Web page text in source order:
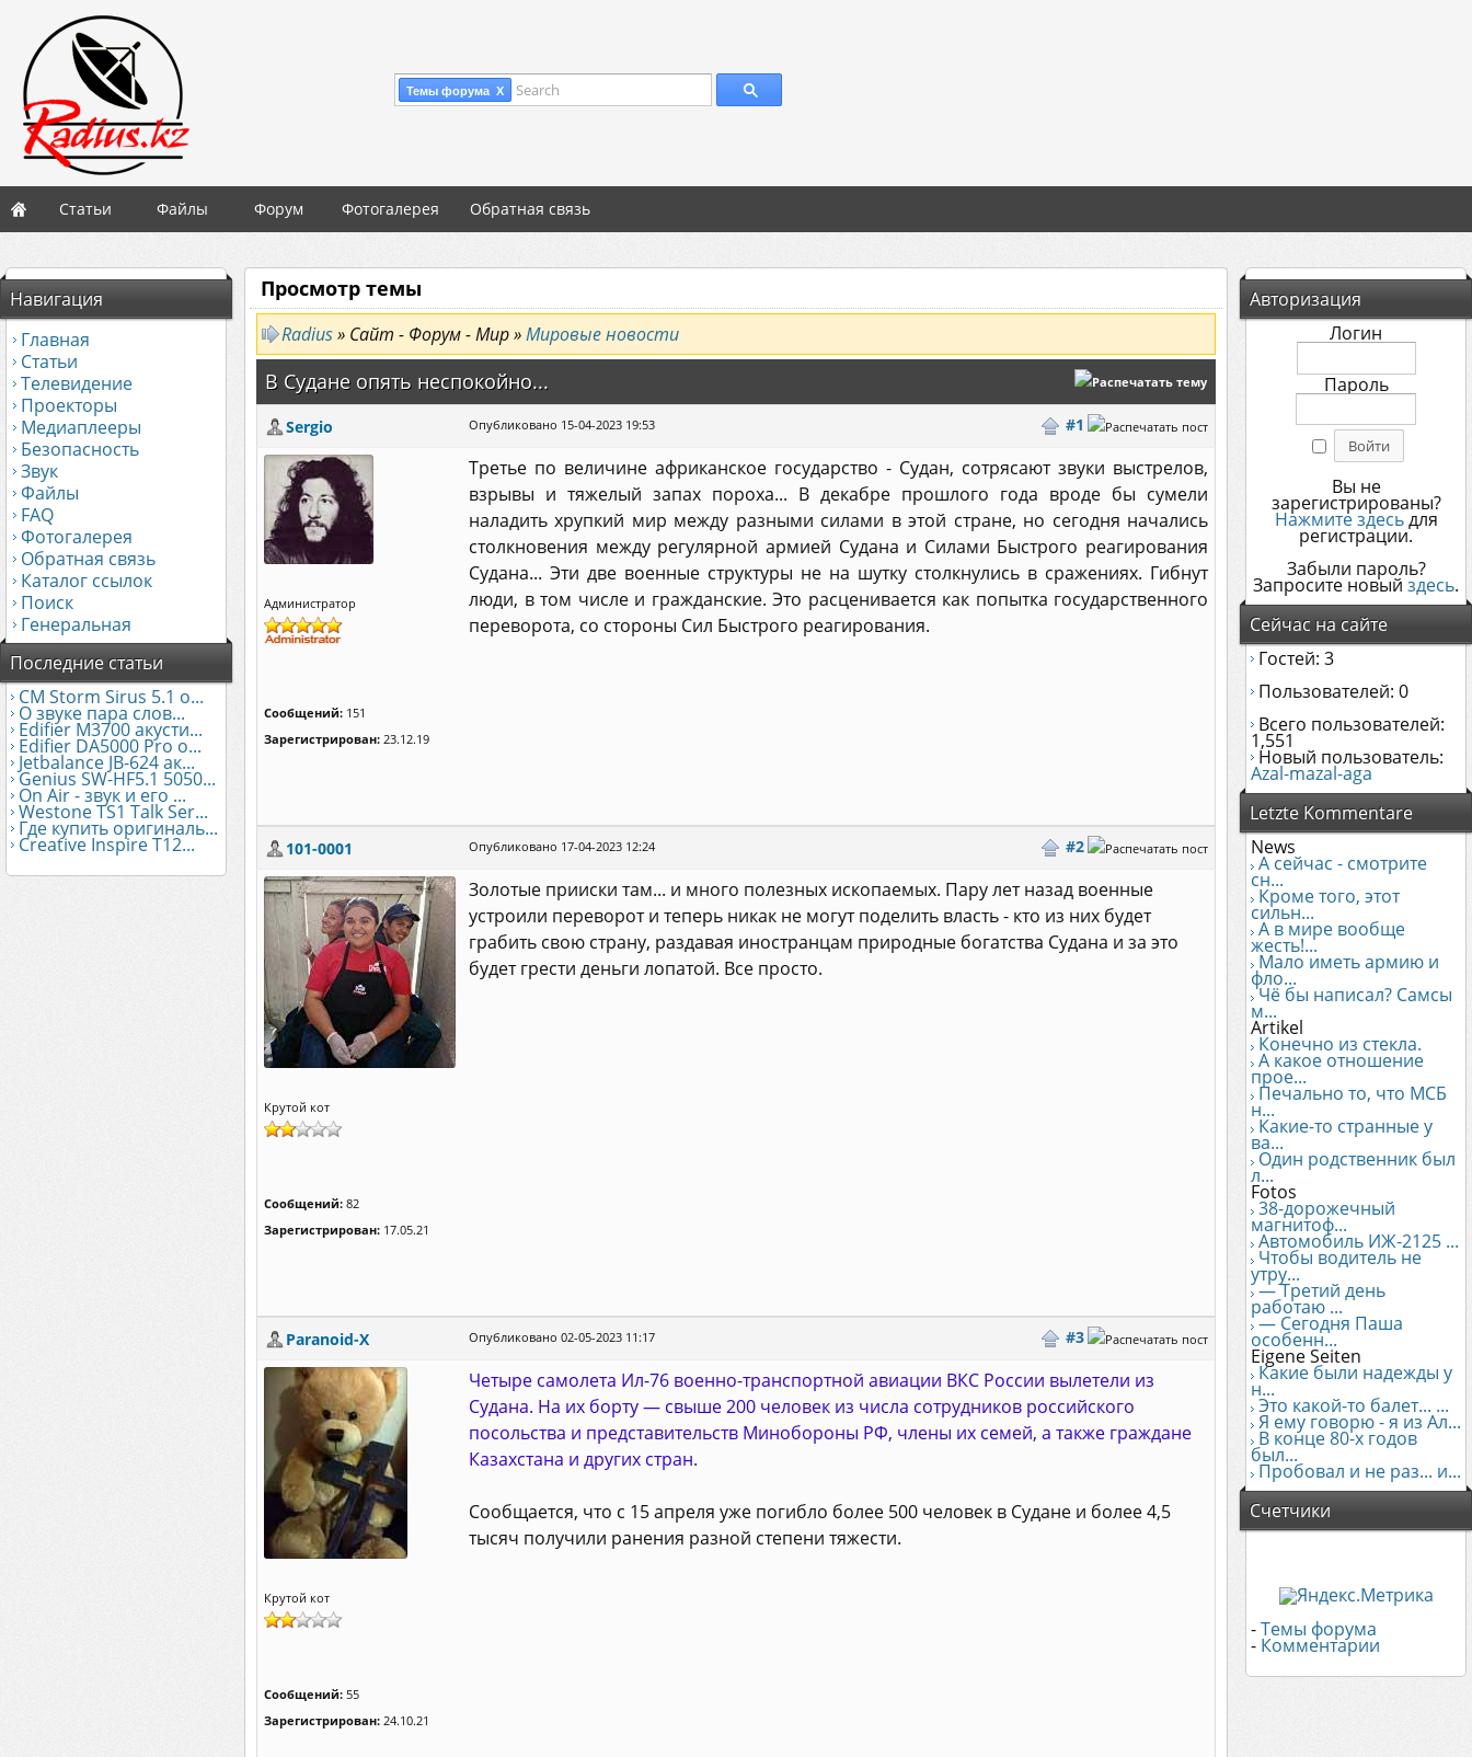
Темы форума X Search
Статьи Файлы Форум Фотогалерея Обратная связь
Навигация
Главная
Статьи
Телевидение
Проекторы
Медиаплееры
Безопасность
Звук
Файлы
FAQ
Фотогалерея
Обратная связь
Каталог ссылок
Поиск
Генеральная
Последние статьи
CM Storm Sirus 5.1 о...
О звуке пара слов...
Edifier М3700 акусти...
Edifier DA5000 Pro о...
Jetbalance JB-624 ак...
Genius SW-HF5.1 5050...
On Air - звук и его ...
Westone TS1 Talk Ser...
Где купить оригиналь...
Creative Inspire T12...
Авторизация
Логин
Пароль
Вы не
зарегистрированы?
Нажмите здесьдля
регистрации.
Забыли пароль?
Запросите новый здесь.
Сейчас на сайте
Гостей: 3
Пользователей: 0
Всего пользователей:
1,551
Новый пользователь:
Azal-mazal-aga
Letzte Kommentare
News
А сейчас - смотрите
сн...
Кроме того, этот
сильн...
А в мире вообще
жесть!...
Мало иметь армию и
фло...
Чё бы написал? Самсы
м...
Artikel
Конечно из стекла.
А какое отношение
прое...
Печально то, что МСБ
н...
Какие-то странные у
ва...
Один родственник был
л...
Fotos
38-дорожечный
магнитоф...
Автомобиль ИЖ-2125 ...
Чтобы водитель не
утру...
— Третий день
работаю ...
— Сегодня Паша
особенн...
Eigene Seiten
Какие были надежды у
н...
Это какой-то балет... ...
Я ему говорю - я из Ал...
В конце 80-х годов
был...
Пробовал и не раз... и...
Счетчики
-Темы форума
- Комментарии
Просмотр темы
Radius» Сайт - Форум - Мир »Мировые новости
В Судане опять неспокойно...
Sergio #1
Опубликовано 15-04-2023 19:53
Администратор
Сообщений: 151
Зарегистрирован: 23.12.19
Третье по величине африканское государство - Судан, сотрясают звуки выстрелов,
взрывы и тяжелый запах пороха... В декабре прошлого года вроде бы сумели
наладить хрупкий мир между разными силами в этой стране, но сегодня начались
столкновения между регулярной армией Судана и Силами Быстрого реагирования
Судана... Эти две военные структуры не на шутку столкнулись в сражениях. Гибнут
люди, в том числе и гражданские. Это расценивается как попытка государственного
переворота, со стороны Сил Быстрого реагирования.
101-0001 #2
Опубликовано 17-04-2023 12:24
Крутой кот
Сообщений: 82
Зарегистрирован: 17.05.21
Золотые прииски там... и много полезных ископаемых. Пару лет назад военные
устроили переворот и теперь никак не могут поделить власть - кто из них будет
грабить свою страну, раздавая иностранцам природные богатства Судана и за это
будет грести деньги лопатой. Все просто.
Paranoid-X #3
Опубликовано 02-05-2023 11:17
Крутой кот
Сообщений: 55
Зарегистрирован: 24.10.21
Четыре самолета Ил-76 военно-транспортной авиации ВКС России вылетели из
Судана. На их борту — свыше 200 человек из числа сотрудников российского
посольства и представительств Минобороны РФ, члены их семей, а также граждане
Казахстана и других стран.
Сообщается, что с 15 апреля уже погибло более 500 человек в Судане и более 4,5
тысяч получили ранения разной степени тяжести.